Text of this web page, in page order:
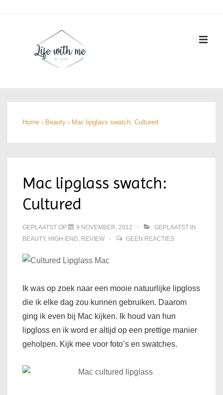
hoofdinhoud
Home › Beauty › Mac lipglass swatch: Cultured
Mac lipglass swatch:
Cultured
GEPLAATST OP 9 NOVEMBER, 2012
GEPLAATST IN
BEAUTY, HIGH-END, REVIEW GEEN REACTIES
Ik was op zoek naar een mooie natuurlijke lipgloss
die ik elke dag zou kunnen gebruiken. Daarom
ging ik even bij Mac kijken. Ik houd van hun
lipgloss en ik word er altijd op een prettige manier
geholpen. Kijk mee voor foto’s en swatches.